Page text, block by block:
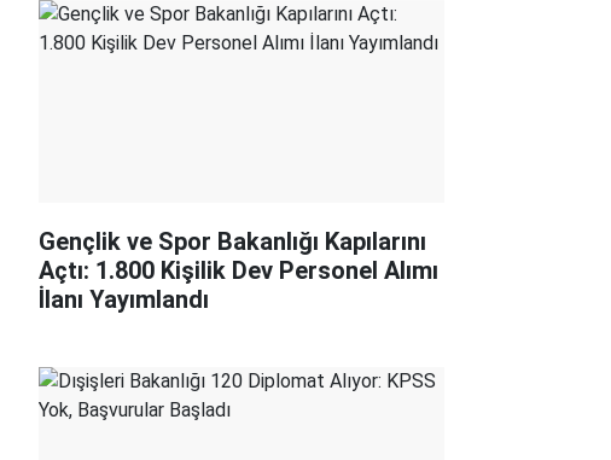
Gençlik ve Spor Bakanlığı Kapılarını
Açtı: 1.800 Kişilik Dev Personel Alımı
İlanı Yayımlandı